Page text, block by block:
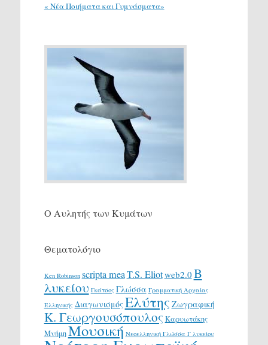
« Νέα Ποιήματα και Γυμνάσματα»
Ο Αυλητής των Κυμάτων
Θεματολόγιο
Ken Robinson scripta meaT.S. Eliotweb2.0 Β
λυκείου Γκάτσος Γλώσσα Γραμματική Αρχαίας
Ελληνικής ΔιαγωνισμόςΕλύτης Ζωγραφική
Κ. Γεωργουσόπουλος Καρυωτάκης
ΜνήμηΜουσική Νεοελληνική Γλώσσα Γ λυκείου